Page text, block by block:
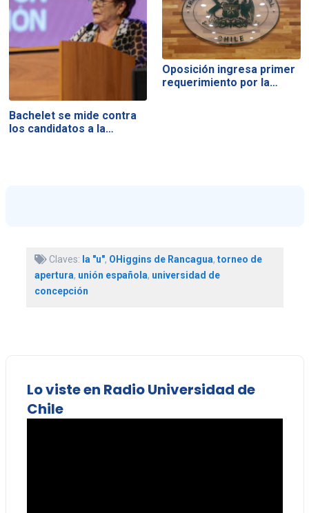
Bachelet se mide contra
los candidatos a la…
Oposición ingresa primer
requerimiento por la…
Claves: la "u", OHiggins de Rancagua, torneo de
apertura, unión española, universidad de
concepción
Lo viste en Radio Universidad de
Chile